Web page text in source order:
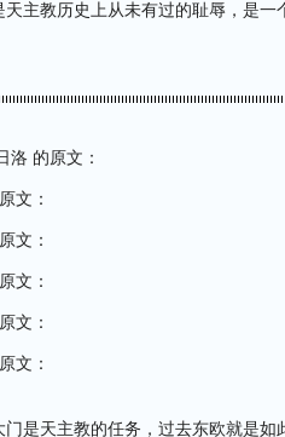
天主教历史上从未有过的耻辱，是
洛 的原文：
文：
文：
文：
文：
文：
门是天主教的任务，过去东欧就是